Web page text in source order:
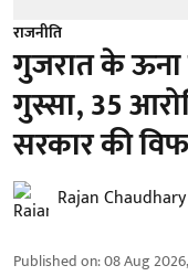
राजनीति
गुजरात के ऊना
गुस्सा, 35
सरकार की
Rajan Chaudhary
Published on:08 Aug